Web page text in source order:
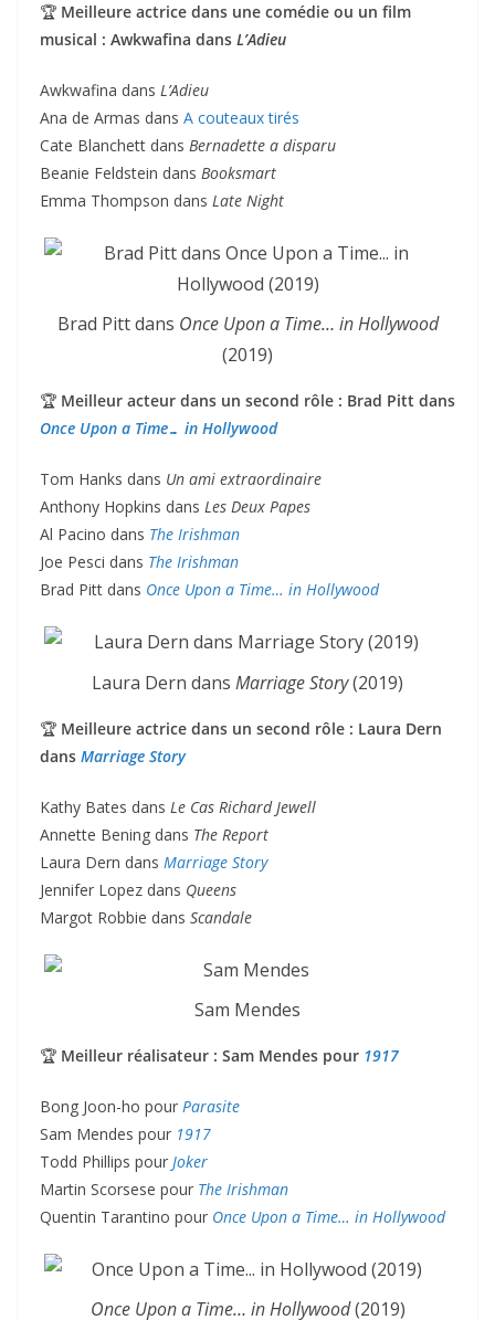
🏆 Meilleure actrice dans une comédie ou un film
musical : Awkwafina dans L’Adieu
Awkwafina dans L’Adieu
Ana de Armas dans A couteaux tirés
Cate Blanchett dans Bernadette a disparu
Beanie Feldstein dans Booksmart
Emma Thompson dans Late Night
Brad Pitt dans Once Upon a Time… in Hollywood
(2019)
🏆 Meilleur acteur dans un second rôle : Brad Pitt dans
Once Upon a Time… in Hollywood
Tom Hanks dans Un ami extraordinaire
Anthony Hopkins dans Les Deux Papes
Al Pacino dans The Irishman
Joe Pesci dans The Irishman
Brad Pitt dans Once Upon a Time… in Hollywood
Laura Dern dans Marriage Story(2019)
🏆 Meilleure actrice dans un second rôle : Laura Dern
dans Marriage Story
Kathy Bates dans Le Cas Richard Jewell
Annette Bening dans The Report
Laura Dern dans Marriage Story
Jennifer Lopez dans Queens
Margot Robbie dans Scandale
Sam Mendes
🏆 Meilleur réalisateur : Sam Mendes pour 1917
Bong Joon-ho pour Parasite
Sam Mendes pour 1917
Todd Phillips pour Joker
Martin Scorsese pour The Irishman
Quentin Tarantino pour Once Upon a Time… in Hollywood
Once Upon a Time… in Hollywood(2019)